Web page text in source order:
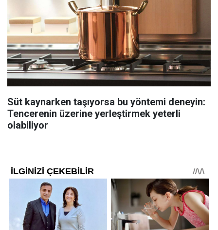
Süt kaynarken taşıyorsa bu yöntemi deneyin:
Tencerenin üzerine yerleştirmek yeterli
olabiliyor